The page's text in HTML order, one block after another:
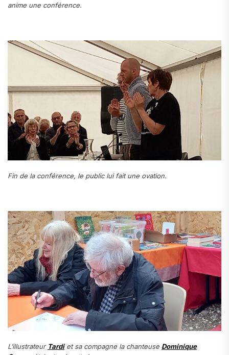
anime une conférence.
Fin de la conférence, le public lui fait une ovation.
L’illustrateur Tardiet sa compagne la chanteuse Dominique